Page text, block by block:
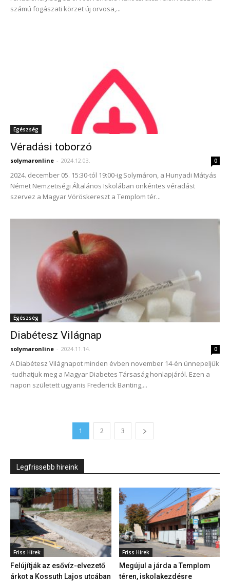
számú fogászati körzet új orvosa,...
Egészség
Véradási toborzó
solymaronline - 2024.12.03. 0
2024. december 05. 15:30-tól 19:00-ig Solymáron, a Hunyadi Mátyás
Német Nemzetiségi Általános Iskolában önkéntes véradást
szervez a Magyar Vöröskereszt a Templom tér...
Egészség
Diabétesz Világnap
solymaronline - 2024.11.14. 0
A Diabétesz Világnapot minden évben november 14-én ünnepeljük
-tudhatjuk meg a Magyar Diabetes Társaság honlapjáról. Ezen a
napon született ugyanis Frederick Banting,...
1 2 3
Legfrissebb hireink
Friss Hírek
Felújítják az esővíz-elvezető
árkot a Kossuth Lajos utcában
Friss Hírek
Megújul a járda a Templom
téren, iskolakezdésre